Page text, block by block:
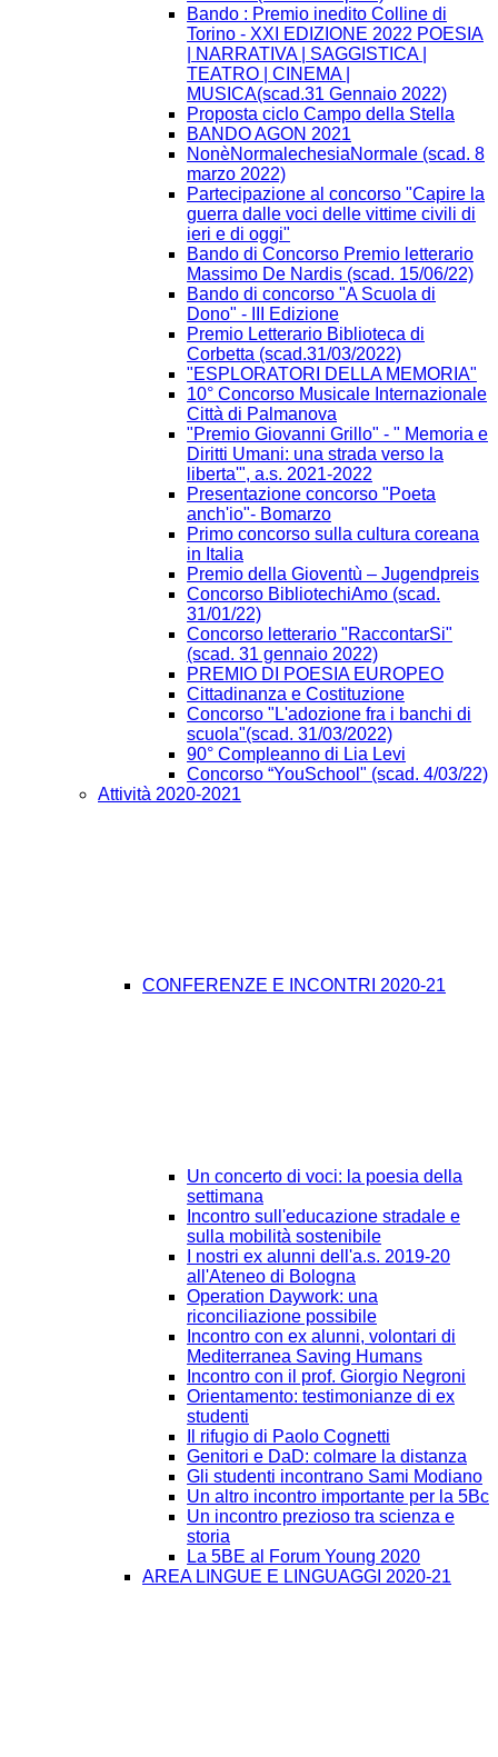
Bando : Premio inedito Colline di
Torino - XXI EDIZIONE 2022 POESIA
| NARRATIVA | SAGGISTICA |
TEATRO | CINEMA |
MUSICA(scad.31 Gennaio 2022)
Proposta ciclo Campo della Stella
BANDO AGON 2021
NonèNormalechesiaNormale (scad. 8
marzo 2022)
Partecipazione al concorso "Capire la
guerra dalle voci delle vittime civili di
ieri e di oggi"
Bando di Concorso Premio letterario
Massimo De Nardis (scad. 15/06/22)
Bando di concorso "A Scuola di
Dono" - III Edizione​
Premio Letterario Biblioteca di
Corbetta (scad.31/03/2022)
"ESPLORATORI DELLA MEMORIA"
10° Concorso Musicale Internazionale
Città di Palmanova
"Premio Giovanni Grillo" - " Memoria e
Diritti Umani: una strada verso la
liberta'", a.s. 2021-2022
Presentazione concorso "Poeta
anch'io"- Bomarzo
Primo concorso sulla cultura coreana
in Italia
Premio della Gioventù – Jugendpreis
Concorso BibliotechiAmo (scad.
31/01/22)
Concorso letterario "RaccontarSi"
(scad. 31 gennaio 2022)
PREMIO DI POESIA EUROPEO
Cittadinanza e Costituzione
Concorso "L'adozione fra i banchi di
scuola"(scad. 31/03/2022)
90° Compleanno di Lia Levi
Concorso “YouSchool" (scad. 4/03/22)
Attività 2020-2021
CONFERENZE E INCONTRI 2020-21
Un concerto di voci: la poesia della
settimana
Incontro sull'educazione stradale e
sulla mobilità sostenibile
I nostri ex alunni dell'a.s. 2019-20
all'Ateneo di Bologna
Operation Daywork: una
riconciliazione possibile
Incontro con ex alunni, volontari di
Mediterranea Saving Humans
Incontro con il prof. Giorgio Negroni
Orientamento: testimonianze di ex
studenti
Il rifugio di Paolo Cognetti
Genitori e DaD: colmare la distanza
Gli studenti incontrano Sami Modiano
Un altro incontro importante per la 5Bc
Un incontro prezioso tra scienza e
storia
La 5BE al Forum Young 2020
AREA LINGUE E LINGUAGGI 2020-21